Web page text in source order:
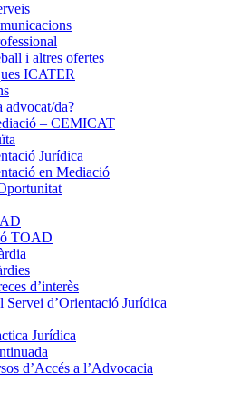
i altres ofertes
ICATER
advocat/da?
– CEMICAT
Jurídica
en Mediació
TOAD
d’interès
Servei d’Orientació Jurídica
Jurídica
d’Accés a l’Advocacia